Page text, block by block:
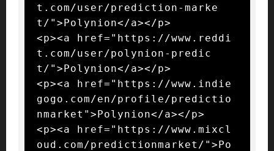
t.com/user/prediction-marke
t/">Polynion</a></p>
<p><a href="https://www.reddi
t.com/user/polynion-predic
t/">Polynion</a></p>
<p><a href="https://www.indie
gogo.com/en/profile/predictio
nmarket">Polynion</a></p>
<p><a href="https://www.mixcl
oud.com/predictionmarket/">Po